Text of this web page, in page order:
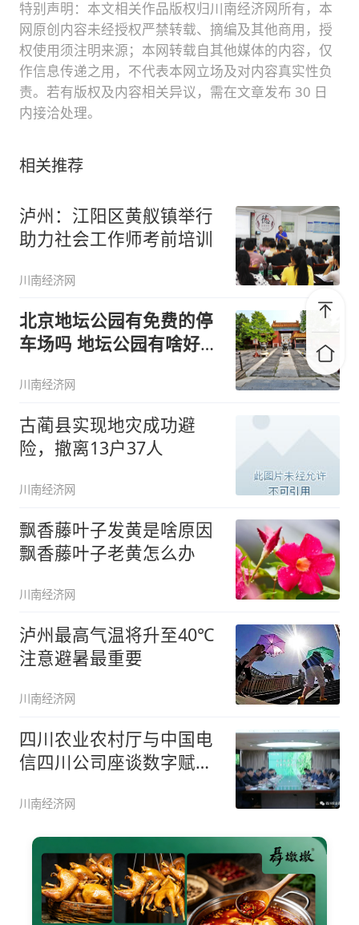
特别声明：本文相关作品版权归川南经济网所有，本
网原创内容未经授权严禁转载、摘编及其他商用，授
权使用须注明来源；本网转载自其他媒体的内容，仅
作信息传递之用，不代表本网立场及对内容真实性负
责。若有版权及内容相关异议，需在文章发布 30 日
内接洽处理。
相关推荐
泸州：江阳区黄舣镇举行
助力社会工作师考前培训
川南经济网
北京地坛公园有免费的停
车场吗 地坛公园有啥好看
川南经济网
古蔺县实现地灾成功避
险，撤离13户37人
川南经济网
飘香藤叶子发黄是啥原因
飘香藤叶子老黄怎么办
川南经济网
泸州最高气温将升至40℃
注意避暑最重要
川南经济网
四川农业农村厅与中国电
信四川公司座谈数字赋能
川南经济网